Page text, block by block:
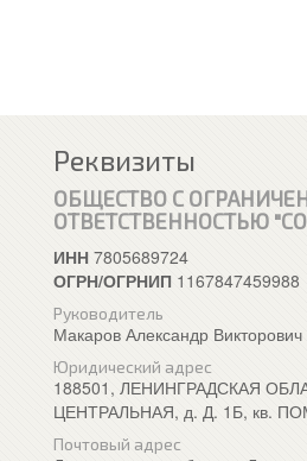
Реквизиты
ОБЩЕСТВО С
ОТВЕТСТВЕННОСТЬЮ
ИНН 7805689724
ОГРН/ОГРНИП 1167847459988
Руководитель
Макаров Александр Викторович
Юридический адрес
188501, ЛЕНИНГРАДСКАЯ
ЦЕНТРАЛЬНАЯ, д. Д. 1Б, кв.
Почтовый адрес